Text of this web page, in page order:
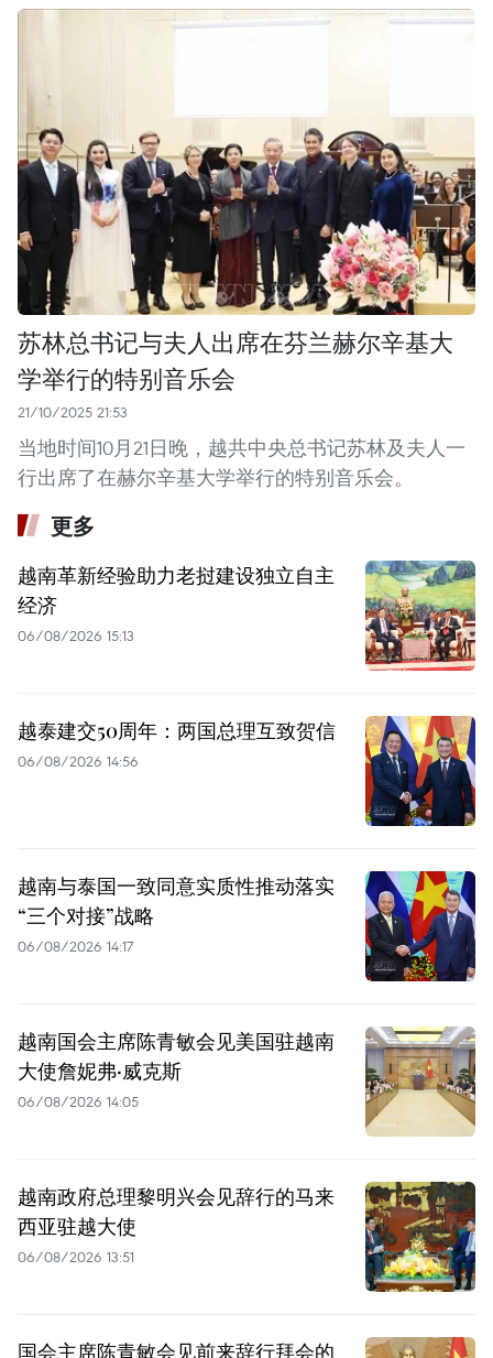
苏林总书记与夫人出席在芬兰赫尔辛基大
学举行的特别音乐会
21/10/2025 21:53
当地时间10月21日晚，越共中央总书记苏林及夫人一
行出席了在赫尔辛基大学举行的特别音乐会。
更多
越南革新经验助力老挝建设独立自主
经济
06/08/2026 15:13
越泰建交50周年：两国总理互致贺信
06/08/2026 14:56
越南与泰国一致同意实质性推动落实
“三个对接”战略
06/08/2026 14:17
越南国会主席陈青敏会见美国驻越南
大使詹妮弗·威克斯
06/08/2026 14:05
越南政府总理黎明兴会见辞行的马来
西亚驻越大使
06/08/2026 13:51
国会主席陈青敏会见前来辞行拜会的